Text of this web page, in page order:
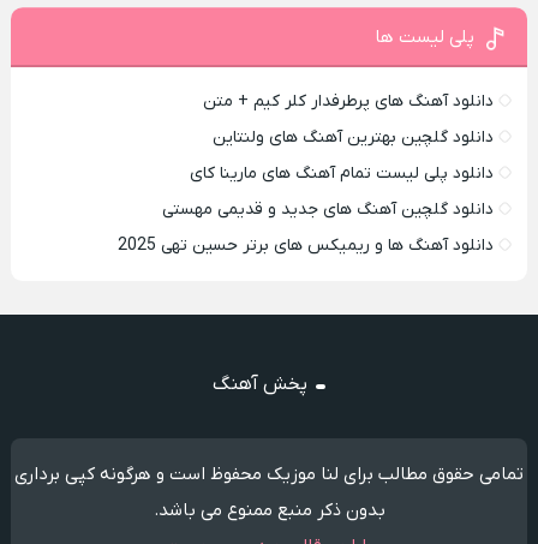
پلی لیست ها
دانلود آهنگ های پرطرفدار کلر کیم + متن
دانلود گلچین بهترین آهنگ های ولنتاین
دانلود پلی لیست تمام آهنگ های مارینا کای
دانلود گلچین آهنگ های جدید و قدیمی مهستی
دانلود آهنگ ها و ریمیکس های برتر حسین تهی 2025
پخش آهنگ
تمامی حقوق مطالب برای لنا موزیک محفوظ است و هرگونه کپی برداری
بدون ذکر منبع ممنوع می باشد.